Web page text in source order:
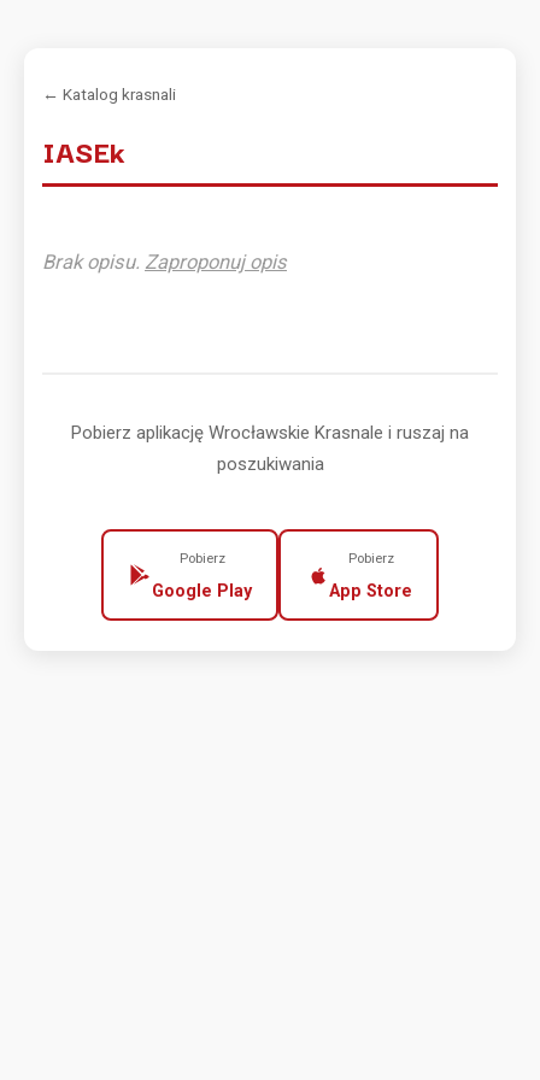
← Katalog krasnali
IASEk
Brak opisu. Zaproponuj opis
Pobierz aplikację Wrocławskie Krasnale i ruszaj na
poszukiwania
Pobierz
Google Play
Pobierz
App Store